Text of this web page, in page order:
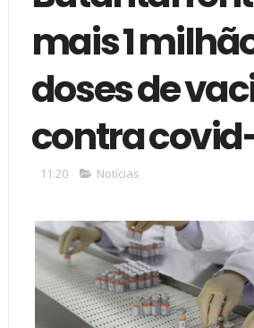
mais 1
doses de
contra
11:20 Notícias